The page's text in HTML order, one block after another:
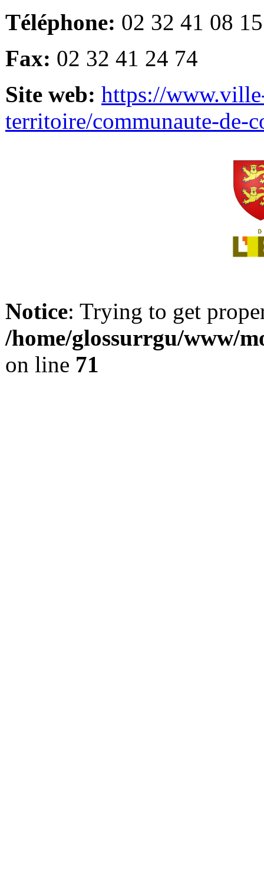
Téléphone: 02 32 41 08 15
Fax: 02 32 41 24 74
Site web: https://
territoire/communaute-de-
Notice: Trying to get
/home/glossurrgu/www/
on line 71